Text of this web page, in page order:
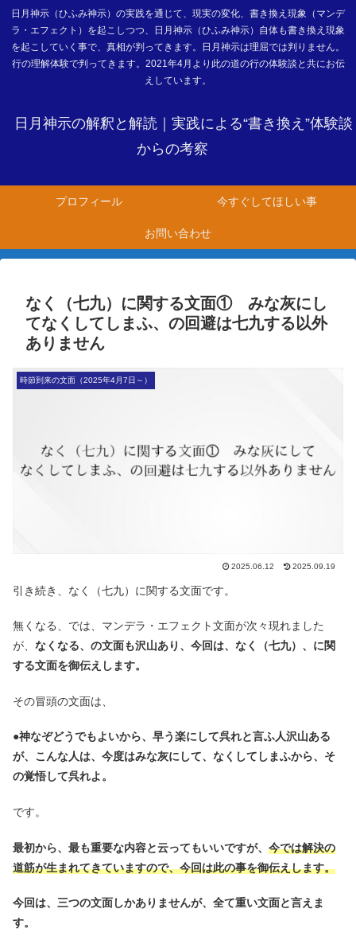
日月神示（ひふみ神示）の実践を通じて、現実の変化、書き換え現象（マンデ
ラ・エフェクト）を起こしつつ、日月神示（ひふみ神示）自体も書き換え現象
を起こしていく事で、真相が判ってきます。日月神示は理屈では判りません。
行の理解体験で判ってきます。2021年4月より此の道の行の体験談と共にお伝
えしています。
日月神示の解釈と解読｜実践による“書き換え”体験談
からの考察
プロフィール 今すぐしてほしい事
お問い合わせ
なく（七九）に関する文面① みな灰にし
てなくしてしまふ、の回避は七九する以外
ありません
時節到来の文面（2025年4月7日～）
2025.06.12 2025.09.19
引き続き、なく（七九）に関する文面です。
無くなる、では、マンデラ・エフェクト文面が次々現れました
が、 なくなる、の文面も沢山あり、今回は、なく（七九）、に関
する文面を御伝えします。
その冒頭の文面は、
●神なぞどうでもよいから、早う楽にして呉れと言ふ人沢山ある
が、こんな人は、今度はみな灰にして、なくしてしまふから、そ
の覚悟して呉れよ。
です。
最初から、最も重要な内容と云ってもいいですが、 今では解決の
道筋が生まれてきていますので、今回は此の事を御伝えします。
今回は、三つの文面しかありませんが、全て重い文面と言えま
す。